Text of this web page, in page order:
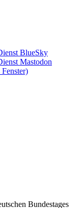
BlueSky
Mastodon
Bundestages